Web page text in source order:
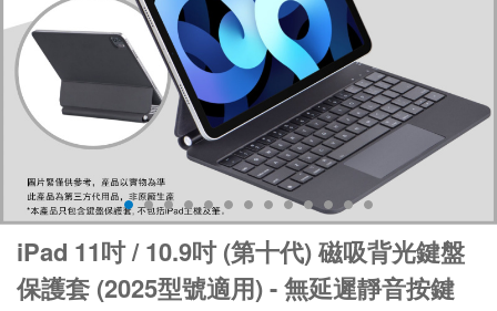
iPad 11吋 / 10.9吋 (第十代) 磁吸背光鍵盤
保護套 (2025型號適用) - 無延遲靜音按鍵